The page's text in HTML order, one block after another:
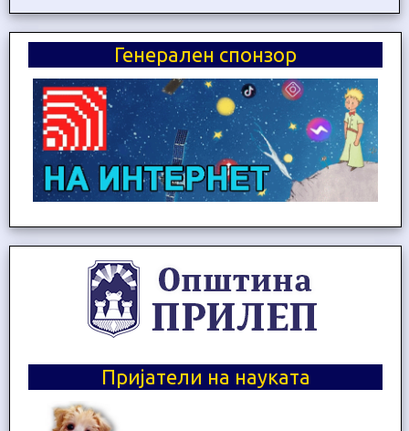
Генерален спонзор
Пријатели на науката